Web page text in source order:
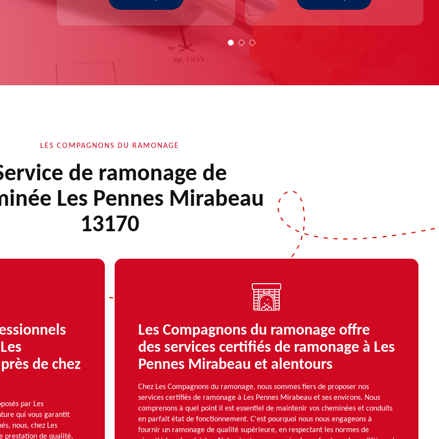
LES COMPAGNONS DU RAMONAGE
de ramonage de
Les Pennes Mirabeau
13170
de chez
par Les
qui vous garantit
nous, chez Les
prestation de qualité,
Les Compagnons du ramonage offre
des services certifiés de ramonage à Les
Pennes Mirabeau et alentours
Chez Les Compagnons du ramonage, nous sommes fiers de proposer nos
services certifiés de ramonage à Les Pennes Mirabeau et ses environs. Nous
comprenons à quel point il est essentiel de maintenir vos cheminées et conduits
en parfait état de fonctionnement. C'est pourquoi nous nous engageons à
fournir un ramonage de qualité supérieure, en respectant les normes de